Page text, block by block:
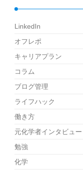
LinkedIn
オフレポ
キャリアプラン
コラム
ブログ管理
ライフハック
働き方
元化学者インタビュー
勉強
化学